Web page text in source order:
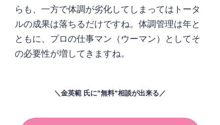
らも、一方で体調が劣化してしまってはトータ
ルの成果は落ちるだけですね。体調管理は年と
ともに、プロの仕事マン（ウーマン）としてそ
の必要性が増してきますね。
＼金英範 氏に"無料"相談が出来る／